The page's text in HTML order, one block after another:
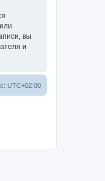
вы
и
UTC+02:00